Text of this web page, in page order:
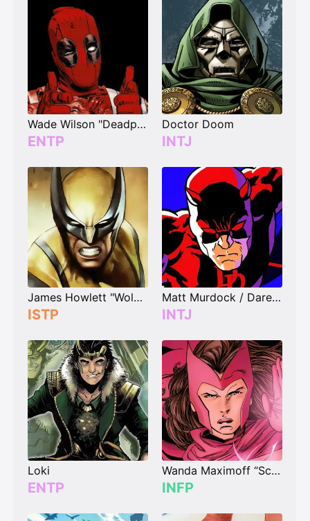
Wade Wilson "Deadpool"
ENTP
Doctor Doom
INTJ
James Howlett "Wolverine"
ISTP
Matt Murdock / Daredevil
INTJ
Loki
ENTP
Wanda Maximoff “Scarlet Witch”
INFP